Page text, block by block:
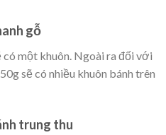
gỗ
một khuôn. Ngoài ra đối với
sẽ có nhiều khuôn bánh trên
trung thu